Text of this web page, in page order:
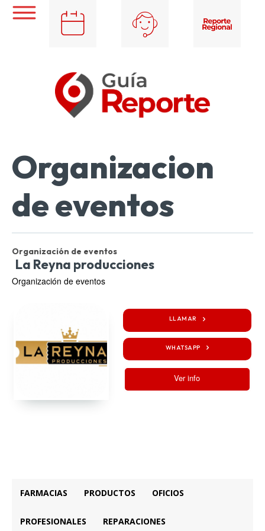
Organizacion
de eventos
Organización de eventos
La Reyna producciones
Organización de eventos
LLAMAR
WHATSAPP
Ver info
FARMACIAS PRODUCTOS OFICIOS
PROFESIONALES REPARACIONES